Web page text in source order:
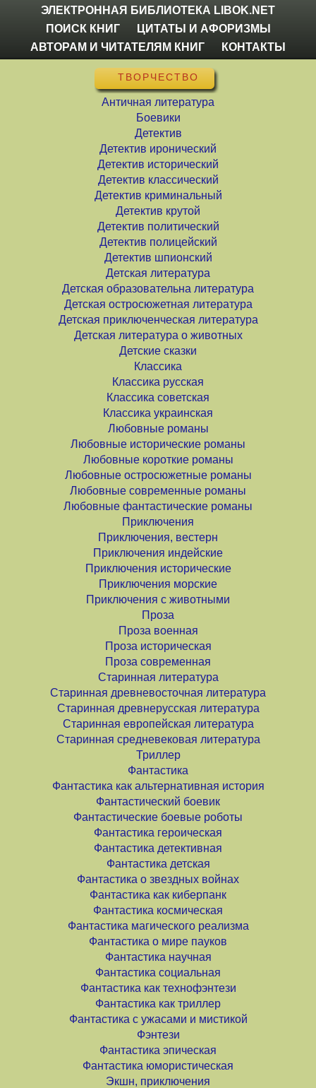
ЭЛЕКТРОННАЯ БИБЛИОТЕКА LIBOK.NET
ПОИСК КНИГ
ЦИТАТЫ И АФОРИЗМЫ
АВТОРАМ И ЧИТАТЕЛЯМ КНИГ
КОНТАКТЫ
ТВОРЧЕСТВО
Античная литература
Боевики
Детектив
Детектив иронический
Детектив исторический
Детектив классический
Детектив криминальный
Детектив крутой
Детектив политический
Детектив полицейский
Детектив шпионский
Детская литература
Детская образовательна литература
Детская остросюжетная литература
Детская приключенческая литература
Детская литература о животных
Детские сказки
Классика
Классика русская
Классика советская
Классика украинская
Любовные романы
Любовные исторические романы
Любовные короткие романы
Любовные остросюжетные романы
Любовные современные романы
Любовные фантастические романы
Приключения
Приключения, вестерн
Приключения индейские
Приключения исторические
Приключения морские
Приключения с животными
Проза
Проза военная
Проза историческая
Проза современная
Старинная литература
Старинная древневосточная литература
Старинная древнерусская литература
Старинная европейская литература
Старинная средневековая литература
Триллер
Фантастика
Фантастика как альтернативная история
Фантастический боевик
Фантастические боевые роботы
Фантастика героическая
Фантастика детективная
Фантастика детская
Фантастика о звездных войнах
Фантастика как киберпанк
Фантастика космическая
Фантастика магического реализма
Фантастика о мире пауков
Фантастика научная
Фантастика социальная
Фантастика как технофэнтези
Фантастика как триллер
Фантастика с ужасами и мистикой
Фэнтези
Фантастика эпическая
Фантастика юмористическая
Экшн, приключения